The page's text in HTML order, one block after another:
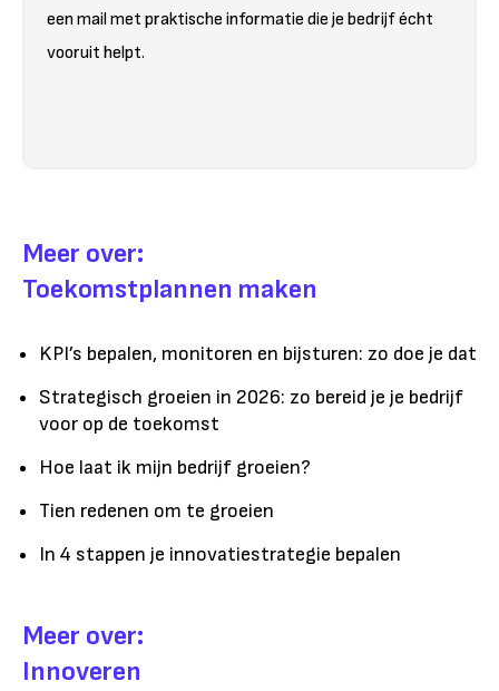
een mail met praktische informatie die je bedrijf écht
vooruit helpt.
Meer over:
Toekomstplannen maken
KPI’s bepalen, monitoren en bijsturen: zo doe je dat
Strategisch groeien in 2026: zo bereid je je bedrijf
voor op de toekomst
Hoe laat ik mijn bedrijf groeien?
Tien redenen om te groeien
In 4 stappen je innovatiestrategie bepalen
Meer over:
Innoveren